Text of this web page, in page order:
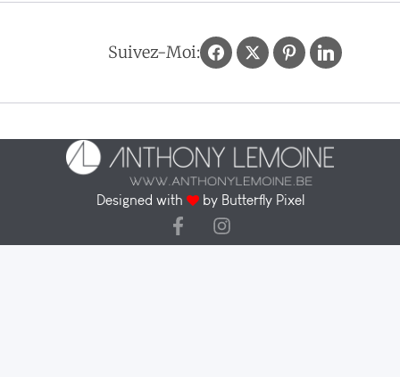
Suivez-Moi:
Designed with by Butterfly Pixel